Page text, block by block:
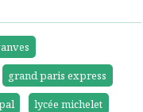
grand paris express
lycée michelet